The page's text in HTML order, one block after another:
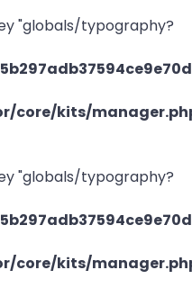
"globals/typography?
core/kits/
"globals/typography?
core/kits/